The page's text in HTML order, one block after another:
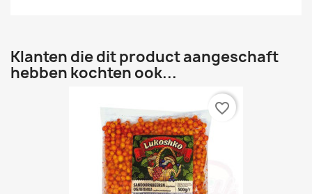
Klanten die dit product aangeschaft
hebben kochten ook...
favorite_border